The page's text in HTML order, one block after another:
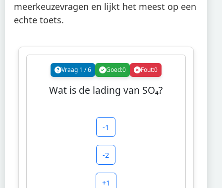
meerkeuzevragen en lijkt het meest op een
echte toets.
Vraag 1 /6 Goed:0 Fout:0
Wat is de lading van SO₄?
-1
-2
+1